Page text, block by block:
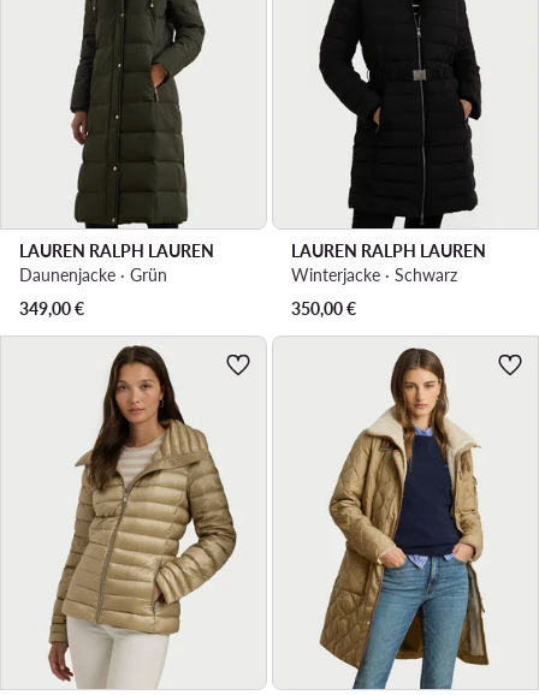
LAUREN RALPH LAUREN
Daunenjacke · Grün
349,00€
LAUREN RALPH LAUREN
Winterjacke · Schwarz
350,00€